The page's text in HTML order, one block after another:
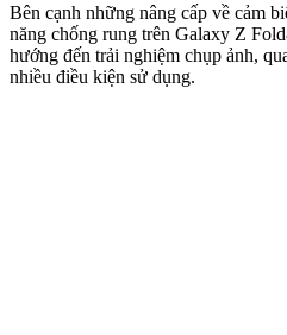
Bên cạnh những nâng cấp về cảm
năng chống rung trên Galaxy Z
hướng đến trải nghiệm chụp ảnh,
nhiều điều kiện sử dụng.